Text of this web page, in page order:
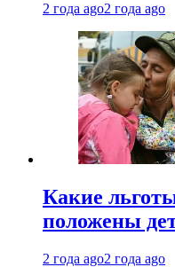
2 года ago2 года ago
Какие
положены
2 года ago2 года ago